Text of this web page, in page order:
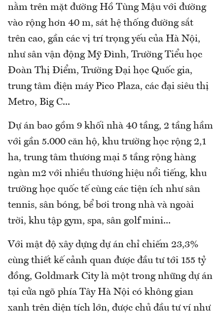
nằm trên mặt đường Hồ Tùng Mậu với đường
vào rộng hơn 40 m, sát hệ thống đường sắt
trên cao, gần các vị trí trọng yếu của Hà Nội,
như sân vận động Mỹ Đình, Trường Tiểu học
Đoàn Thị Điểm, Trường Đại học Quốc gia,
trung tâm điện máy Pico Plaza, các đại siêu thị
Metro, Big C...
Dự án bao gồm 9 khối nhà 40 tầng, 2 tầng hầm
với gần 5.000 căn hộ, khu trường học rộng 2,1
ha, trung tâm thương mại 5 tầng rộng hàng
ngàn m2 với nhiều thương hiệu nổi tiếng, khu
trường học quốc tế cùng các tiện ích như sân
tennis, sân bóng, bể bơi trong nhà và ngoài
trời, khu tập gym, spa, sân golf mini...
Với mật độ xây dựng dự án chỉ chiếm 23,3%
cùng thiết kế cảnh quan được đầu tư tới 155 tỷ
đồng, Goldmark City là một trong những dự án
tại cửa ngõ phía Tây Hà Nội có không gian
xanh trên diện tích lớn, được chủ đầu tư ví như